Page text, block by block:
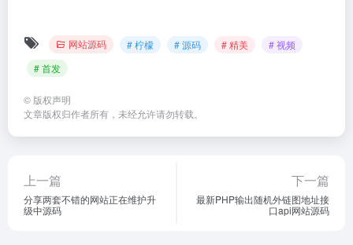
网站源码 # 柠檬 # 源码 # 精美
# 视频
# 首发
© 版权声明
文章版权归作者所有，未经允许请勿转载。
上一篇
分享两套不错的网站正在维护升
级中源码
下一篇
最新PHP输出随机外链图地址接
口api网站源码